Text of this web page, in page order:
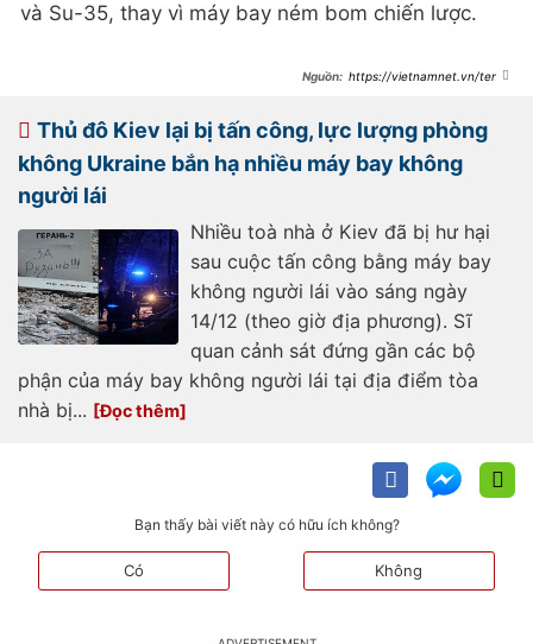
và Su-35, thay vì máy bay ném bom chiến lược.
https://vietnamnet.vn/ten-
Thủ đô Kiev lại bị tấn công, lực lượng phòng
không Ukraine bắn hạ nhiều máy bay không
người lái
Nhiều toà nhà ở Kiev đã bị hư hại
sau cuộc tấn công bằng máy bay
không người lái vào sáng ngày
14/12 (theo giờ địa phương). Sĩ
quan cảnh sát đứng gần các bộ
phận của máy bay không người lái tại địa điểm tòa
nhà bị...
Bạn thấy bài viết này có hữu ích không?
Có Không